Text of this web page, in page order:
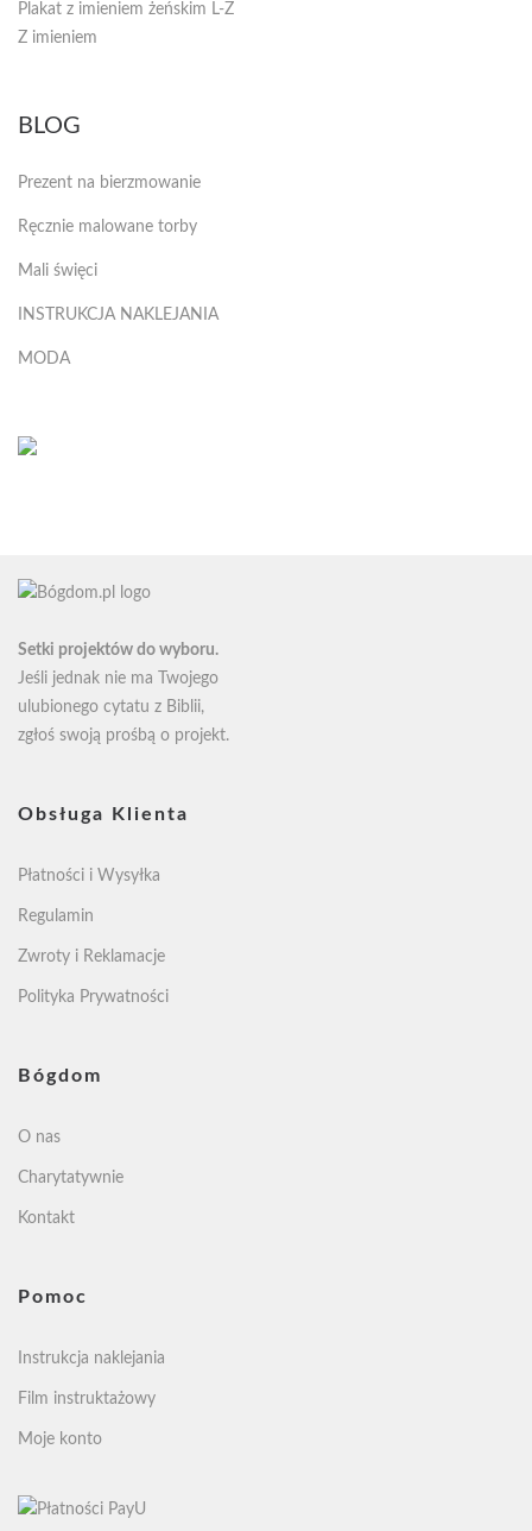
Plakat z imieniem żeńskim L-Z
Z imieniem
BLOG
Prezent na bierzmowanie
Ręcznie malowane torby
Mali święci
INSTRUKCJA NAKLEJANIA
MODA
Setki projektów do wyboru.
Jeśli jednak nie ma Twojego
ulubionego cytatu z Biblii,
zgłoś swoją prośbą o projekt.
Obsługa Klienta
Płatności i Wysyłka
Regulamin
Zwroty i Reklamacje
Polityka Prywatności
Bógdom
O nas
Charytatywnie
Kontakt
Pomoc
Instrukcja naklejania
Film instruktażowy
Moje konto